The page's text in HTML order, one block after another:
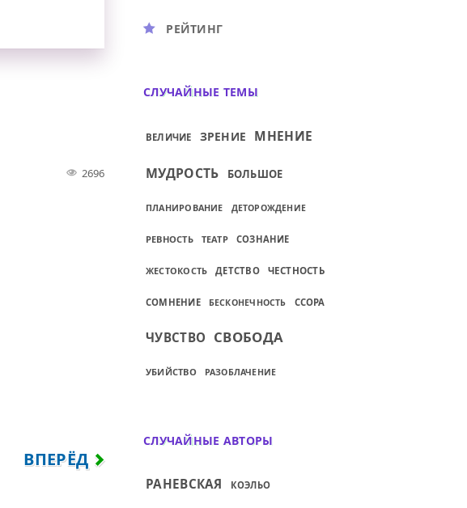
2696
СЛЕДУЮЩИЙ: А ПРЕДВКУШЕНЬЕ СЛАЩЕ, ЧЕМ
ВПЕРЁД
РЕЙТИНГ
СЛУЧАЙНЫЕ ТЕМЫ
ВЕЛИЧИЕ ЗРЕНИЕ МНЕНИЕ
МУДРОСТЬ БОЛЬШОЕ
ПЛАНИРОВАНИЕ ДЕТОРОЖДЕНИЕ
РЕВНОСТЬ ТЕАТР СОЗНАНИЕ
ЖЕСТОКОСТЬ ДЕТСТВО ЧЕСТНОСТЬ
СОМНЕНИЕ БЕСКОНЕЧНОСТЬ ССОРА
ЧУВСТВО СВОБОДА
УБИЙСТВО РАЗОБЛАЧЕНИЕ
СЛУЧАЙНЫЕ АВТОРЫ
РАНЕВСКАЯ КОЭЛЬО